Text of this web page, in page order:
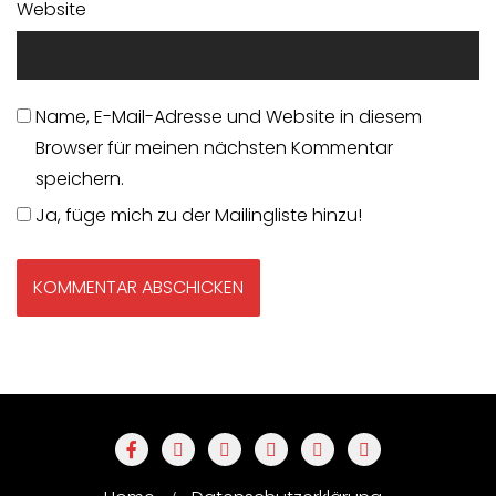
Website
Name, E-Mail-Adresse und Website in diesem
Browser für meinen nächsten Kommentar
speichern.
Ja, füge mich zu der Mailingliste hinzu!